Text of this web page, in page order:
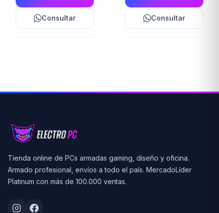
Consultar Consultar
Tienda online de PCs armadas gaming, diseño y oficina.
Armado profesional, envíos a todo el país. MercadoLíder
Platinum con más de 100.000 ventas.